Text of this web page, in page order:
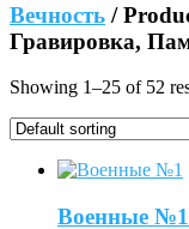
Вечность /
Гравировка,
Showing 1–25 of 52
Военные №1